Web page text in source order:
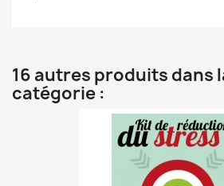
16 autres produits dans
catégorie :